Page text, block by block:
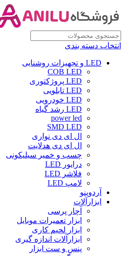
انتخاب دسته بندی
LED و تجهیزات روشنایی
COB LED
LED پروژکتوری
LED تابلویی
LED خودرویی
LED رشد گیاه
power led
SMD LED
ال ای دی نواری
ال ای دی هدلایت
چسب و خمیر سیلیکونی
درایور LED
فلاشر LED
لامپ LED
آردوینو
ابزارآلات
آچار پرسی
ابزار تعمیرات موبایل
ابزار لحیم کاری
ابزارآلات اندازه گیری
پنس و ست ابزار